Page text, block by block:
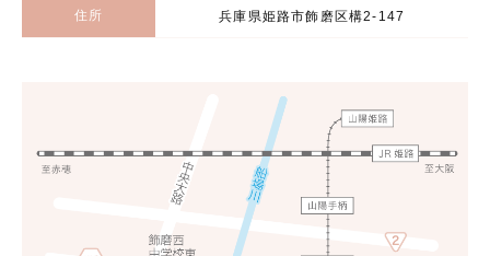
住所 兵庫県姫路市飾磨区構2-147